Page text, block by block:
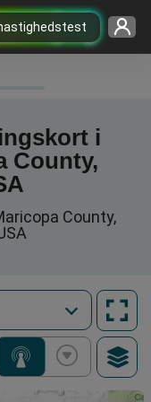
i
County,
County,